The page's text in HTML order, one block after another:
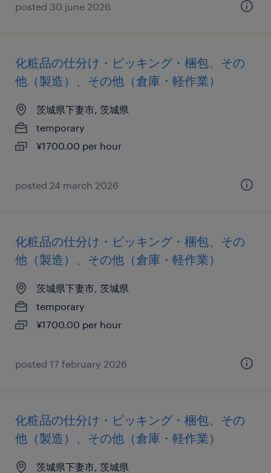
posted 30 june 2026
化粧品の仕分け・ピッキング・梱包、その
他（製造）、その他（倉庫・軽作業）
茨城県下妻市, 茨城県
temporary
¥1700.00 per hour
posted 24 march 2026
化粧品の仕分け・ピッキング・梱包、その
他（製造）、その他（倉庫・軽作業）
茨城県下妻市, 茨城県
temporary
¥1700.00 per hour
posted 17 february 2026
化粧品の仕分け・ピッキング・梱包、その
他（製造）、その他（倉庫・軽作業）
茨城県下妻市, 茨城県